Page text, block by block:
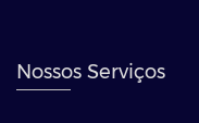
Nossos Serviços